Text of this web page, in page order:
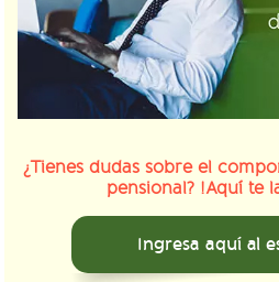
¿Tienes dudas sobre el
pensional? !Aquí te
Ingresa aquí al